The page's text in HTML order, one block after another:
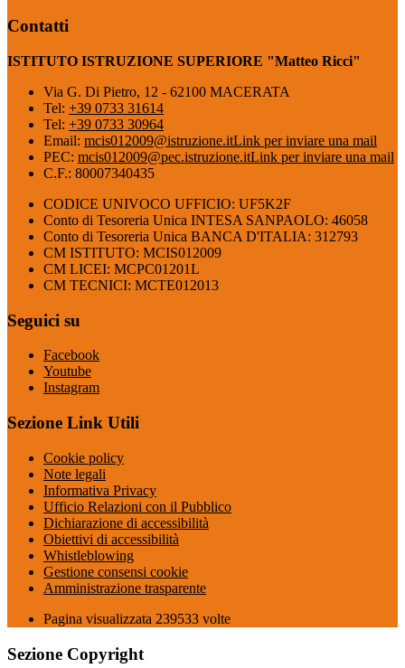
Contatti
ISTITUTO ISTRUZIONE SUPERIORE "Matteo Ricci"
Via G. Di Pietro, 12 - 62100 MACERATA
Tel: +39 0733 31614
Tel: +39 0733 30964
Email: mcis012009@istruzione.itLink per inviare una mail
PEC: mcis012009@pec.istruzione.itLink per inviare una mail
C.F.: 80007340435
CODICE UNIVOCO UFFICIO: UF5K2F
Conto di Tesoreria Unica INTESA SANPAOLO: 46058
Conto di Tesoreria Unica BANCA D'ITALIA: 312793
CM ISTITUTO: MCIS012009
CM LICEI: MCPC01201L
CM TECNICI: MCTE012013
Seguici su
Facebook
Youtube
Instagram
Sezione Link Utili
Cookie policy
Note legali
Informativa Privacy
Ufficio Relazioni con il Pubblico
Dichiarazione di accessibilità
Obiettivi di accessibilità
Whistleblowing
Gestione consensi cookie
Amministrazione trasparente
Pagina visualizzata 239533 volte
Sezione Copyright